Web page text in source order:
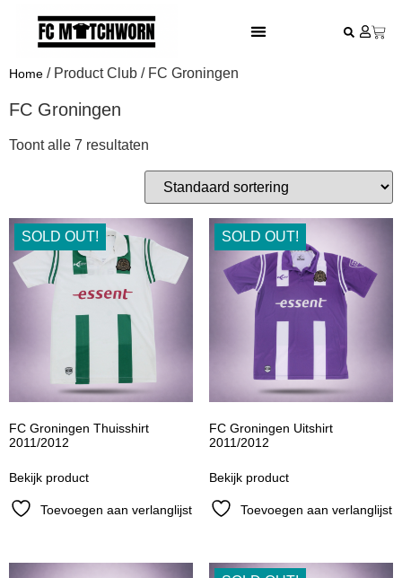
Home / Product Club / FC Groningen
FC Groningen
Toont alle 7 resultaten
SOLD OUT!
FC Groningen Thuisshirt
2011/2012
Bekijk product
Toevoegen aan verlanglijst
SOLD OUT!
FC Groningen Uitshirt
2011/2012
Bekijk product
Toevoegen aan verlanglijst